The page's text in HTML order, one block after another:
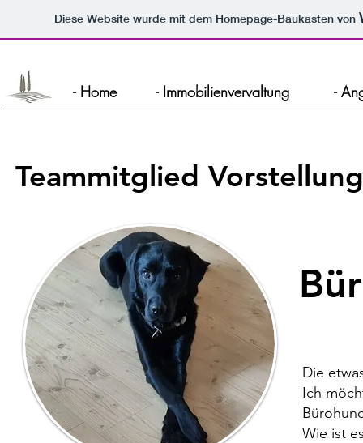
Diese Website wurde mit dem Homepage-Baukasten von
- Home - Immobilienvervaltung -
Teammitglied
Die
Ich
Wie ist